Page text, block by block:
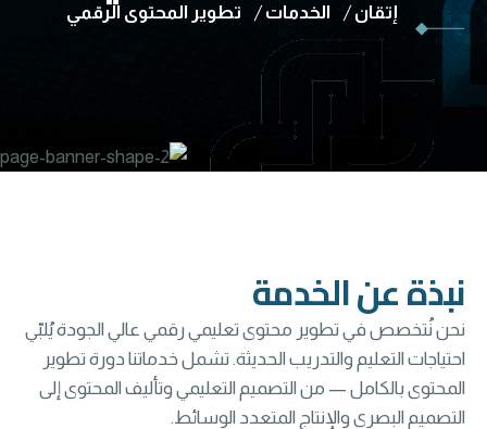
إتقان الخدمات تطوير المحتوى الرقمي
نبذة عن الخدمة
نحن نُتخصص في تطوير محتوى تعليمي رقمي عالي الجودة يُلبّي
احتياجات التعليم والتدريب الحديثة. تشمل خدماتنا دورة تطوير
المحتوى بالكامل — من التصميم التعليمي وتأليف المحتوى إلى
التصميم البصري والإنتاج المتعدد الوسائط.